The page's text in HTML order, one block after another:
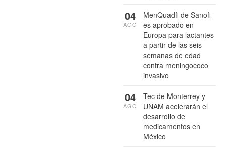
MenQuadfi de Sanofi
es aprobado en
Europa para lactantes
a partir de las seis
semanas de edad
contra meningococo
invasivo
04
AGO
Tec de Monterrey y
UNAM acelerarán el
desarrollo de
medicamentos en
México
04
AGO